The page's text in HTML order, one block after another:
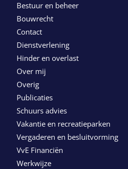
Bestuur en beheer
Bouwrecht
Contact
Dienstverlening
Hinder en overlast
Over mij
Overig
Publicaties
Schuurs advies
Vakantie en recreatieparken
Vergaderen en besluitvorming
VvE Financiën
Werkwijze